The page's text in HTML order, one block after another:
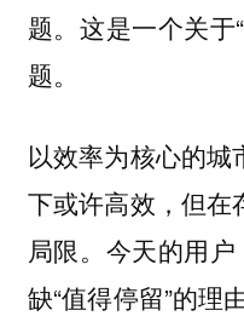
题。这是一个关于
题。
以效率为核心的
下或许高效，但在
局限。今天的用户
缺“值得停留”的理